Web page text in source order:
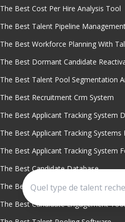
The Best Cost Per Hire Analysis Tool
The Best Talent Pipeline
The Best Workforce Planning With
The Best Dormant Candidate
The Best Talent Pool Segmentation
The Best Recruitment Crm System
The Best Applicant Tracking System
The Best Applicant Tracking Systems
The Best Applicant Tracking System
The Best Candidate Database
The Best Candidate Pipeline
The Best Candidate Engagement